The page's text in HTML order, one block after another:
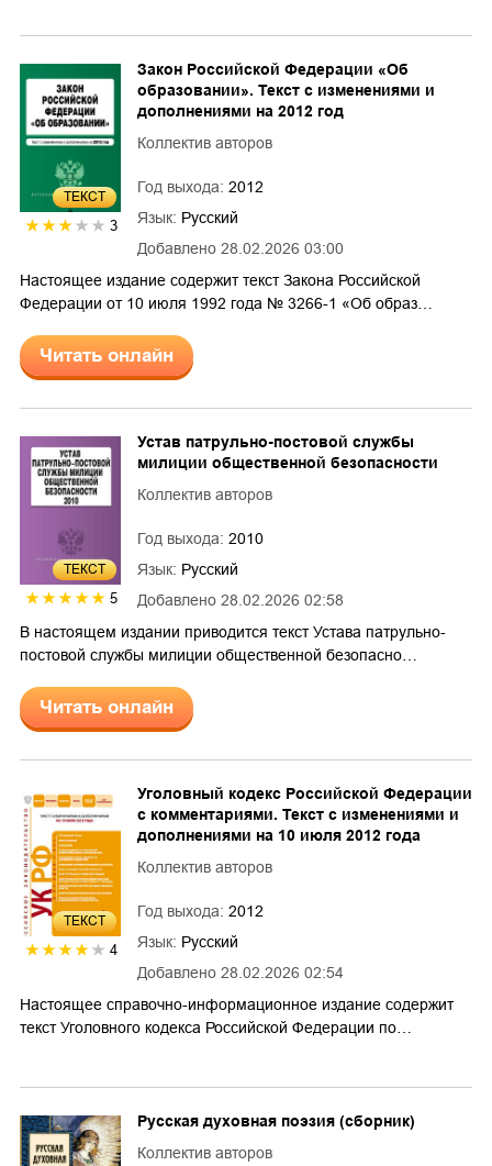
ТЕКСТ
3
Добавлено 28.02.2026 03:00
Закон Российской Федерации «Об
образовании». Текст с изменениями и
дополнениями на 2012 год
Коллектив авторов
Год выхода: 2012
Язык: Русский
Настоящее издание содержит текст Закона Российской
Федерации от 10 июля 1992 года № 3266-1 «Об образ…
Читать онлайн
ТЕКСТ
5 Добавлено 28.02.2026 02:58
Устав патрульно-постовой службы
милиции общественной безопасности
Коллектив авторов
Год выхода: 2010
Язык: Русский
В настоящем издании приводится текст Устава патрульно-
постовой службы милиции общественной безопасно…
Читать онлайн
ТЕКСТ
4
Добавлено 28.02.2026 02:54
Уголовный кодекс Российской Федерации
с комментариями. Текст с изменениями и
дополнениями на 10 июля 2012 года
Коллектив авторов
Год выхода: 2012
Язык: Русский
Настоящее справочно-информационное издание содержит
текст Уголовного кодекса Российской Федерации по…
Русская духовная поэзия (сборник)
Коллектив авторов